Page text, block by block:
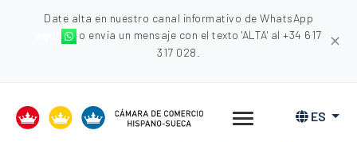
Date alta en nuestro canal informativo de WhatsApp
o envia un mensaje con el texto 'ALTA' al +34 617
317 028.
✕
ES